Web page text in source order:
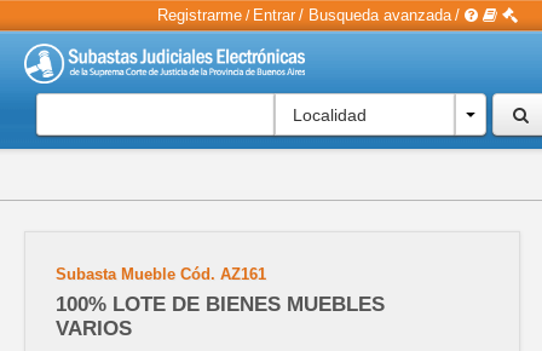
Registrarme / Entrar / Busqueda avanzada /
Localidad
Subasta Mueble Cód. AZ161
100% LOTE DE BIENES MUEBLES
VARIOS